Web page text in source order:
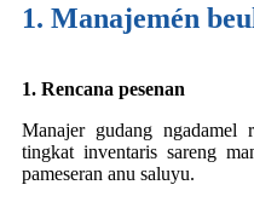
1. Manajemén
1. Rencana pesenan
Manajer gudang ngadamel
tingkat inventaris sareng
pameseran anu saluyu.